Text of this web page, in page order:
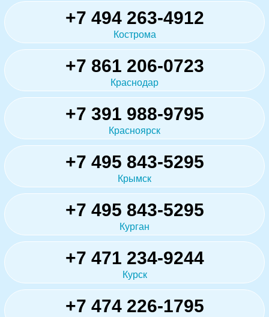
+7 494 263-4912
Кострома
+7 861 206-0723
Краснодар
+7 391 988-9795
Красноярск
+7 495 843-5295
Крымск
+7 495 843-5295
Курган
+7 471 234-9244
Курск
+7 474 226-1795